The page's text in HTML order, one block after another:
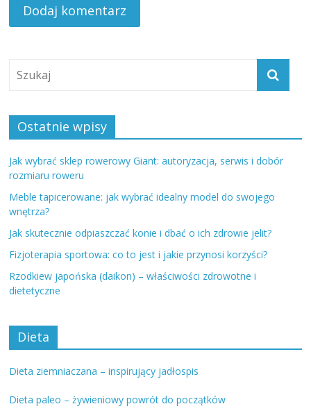
Ostatnie wpisy
Jak wybrać sklep rowerowy Giant: autoryzacja, serwis i dobór
rozmiaru roweru
Meble tapicerowane: jak wybrać idealny model do swojego
wnętrza?
Jak skutecznie odpiaszczać konie i dbać o ich zdrowie jelit?
Fizjoterapia sportowa: co to jest i jakie przynosi korzyści?
Rzodkiew japońska (daikon) – właściwości zdrowotne i
dietetyczne
Dieta
Dieta ziemniaczana – inspirujący jadłospis
Dieta paleo – żywieniowy powrót do początków